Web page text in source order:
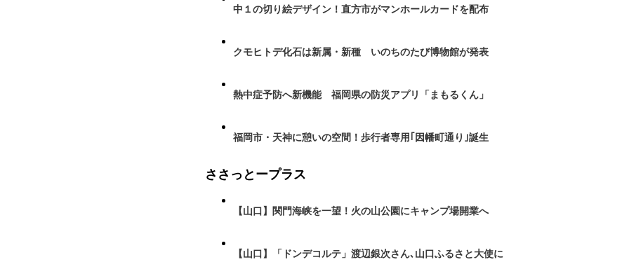
中１の切り絵デザイン！直方市がマンホールカードを配布
クモヒトデ化石は新属・新種 いのちのたび博物館が発表
熱中症予防へ新機能 福岡県の防災アプリ「まもるくん」
福岡市・天神に憩いの空間！歩行者専用｢因幡町通り｣誕生
ささっとープラス
【山口】関門海峡を一望！火の山公園にキャンプ場開業へ
【山口】「ドンデコルテ」渡辺銀次さん､山口ふるさと大使に